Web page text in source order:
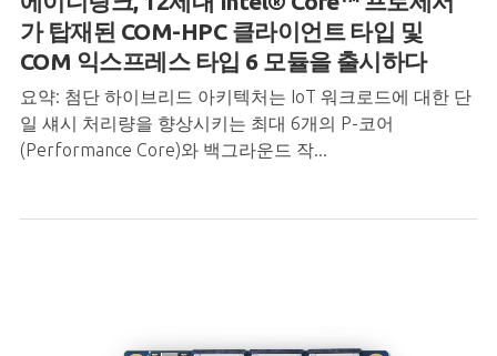
가 탑재된 COM-HPC 클라이언트 타입 및
COM 익스프레스 타입 6 모듈을 출시하다
요약: 첨단 하이브리드 아키텍처는 IoT 워크로드에 대한 단
일 섀시 처리량을 향상시키는 최대 6개의 P-코어
(Performance Core)와 백그라운드 작...